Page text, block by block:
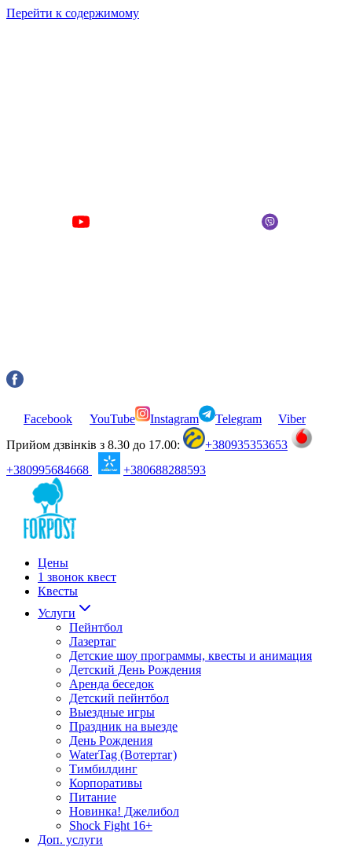
Перейти к содержимому
Facebook YouTube Instagram Telegram
Viber
Прийом дзвінків з 8.30 до 17.00:
+380935353653
+380995684668
+380688288593
Цены
1 звонок квест
Квесты
Услуги
Пейнтбол
Лазертаг
Детские шоу программы, квесты и анимация
Детский День Рождения
Аренда беседок
Детский пейнтбол
Выездные игры
Праздник на выезде
День Рождения
WaterTag (Вотертаг)
Тимбилдинг
Корпоративы
Питание
Новинка! Джелибол
Shock Fight 16+
Доп. услуги